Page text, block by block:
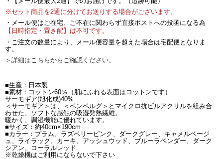
※セット商品を2通に分けてお送りする場合がございます。
・メール便はご在宅、ご不在に関わらず直接ポストへの投函になる為
【日時指定・置き配】は不可です。
・ご注文の数量により、メール便容量を超えた場合は宅配便となりま
す。
＞詳細はこちらからご確認ください。
■生産：日本製
■素材：コットン60％（肌にふれる表面はコットンです）
サーモギア(旭化成)40%
＜サーモギア＞は、＜ベンベルグ＞とマイクロ抗ピルアクリルを組み合
わせた、ソフトな感触の吸湿発熱繊維。
暖かく、調湿機能に優れています。
■サイズ：約40cm×190cm
■カラー：プラム、ラズベリーピンク、ダークグレー、キャメルベージ
ュ、ライラック、カーキ、アッシュウッド、ブルーラベンダー、ダーク
シアン、コーラルレッド
※乾燥機はご利用にならないで下さい